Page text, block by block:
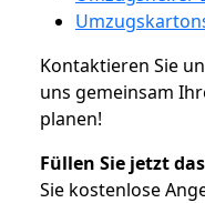
Kontaktieren Sie
uns gemeinsam
planen!
Füllen Sie jetzt
Sie kostenlose